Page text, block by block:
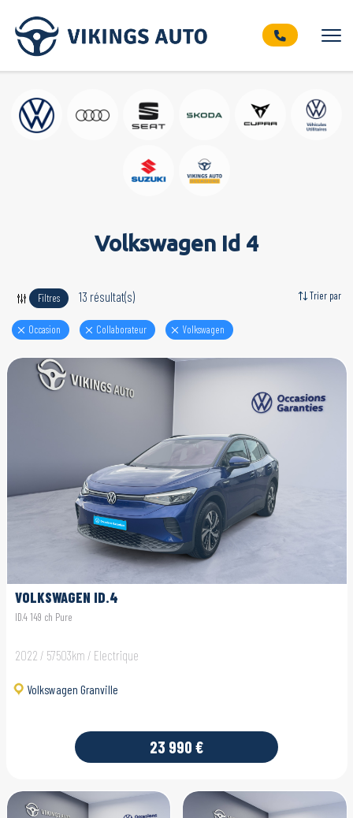
Volkswagen Id 4
Filtres 13 résultat(s)
Occasion Collaborateur volkswagen
Trier par
VOLKSWAGEN ID.4
ID.4 149 ch Pure
2022 / 57503km / Electrique
Volkswagen Granville
23 990 €